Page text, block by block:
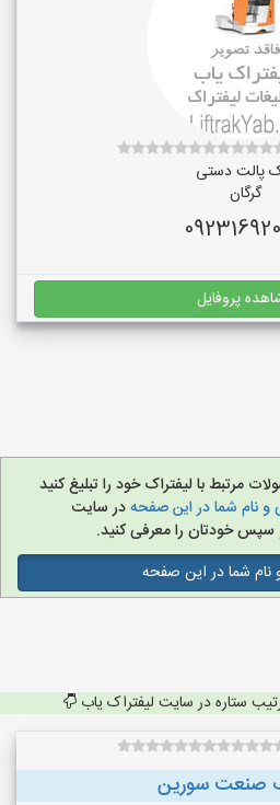
پالت دستی
گرگان
پروفایل
مرتبط با لیفتراک خود را تبلیغ کنید
نام شما در این صفحهدر سایت
سپس خودتان را معرفی کنید.
شما در این صفحه
ستاره در سایت لیفتراک یاب
صنعت سورین